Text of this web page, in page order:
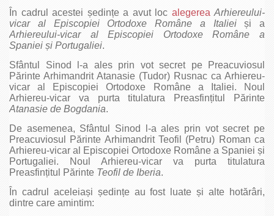
În cadrul acestei ședințe a avut loc alegerea Arhiereului-
vicar al Episcopiei Ortodoxe Române a Italieiși a
Arhiereului-vicar al Episcopiei Ortodoxe Române a
Spaniei și Portugaliei.
Sfântul Sinod l-a ales prin vot secret pe Preacuviosul
Părinte Arhimandrit Atanasie (Tudor) Rusnac ca Arhiereu-
vicar al Episcopiei Ortodoxe Române a Italiei. Noul
Arhiereu-vicar va purta titulatura Preasfințitul Părinte
Atanasie de Bogdania.
De asemenea, Sfântul Sinod l-a ales prin vot secret pe
Preacuviosul Părinte Arhimandrit Teofil (Petru) Roman ca
Arhiereu-vicar al Episcopiei Ortodoxe Române a Spaniei și
Portugaliei. Noul Arhiereu-vicar va purta titulatura
Preasfințitul Părinte Teofil de Iberia.
În cadrul aceleiași ședințe au fost luate și alte hotărâri,
dintre care amintim: